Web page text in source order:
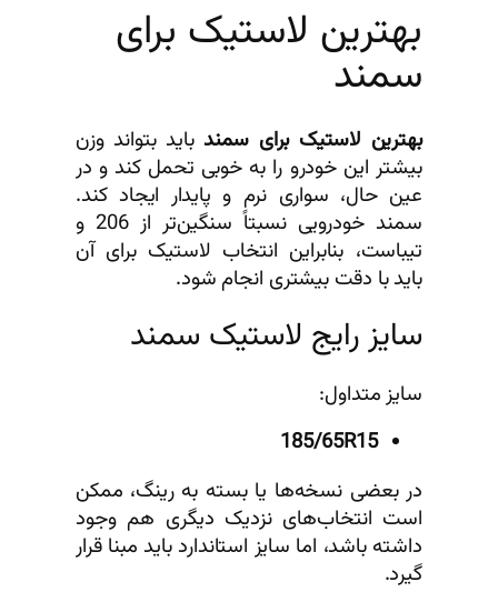
بهترین لاستیک برای
سمند
بهترین لاستیک برای سمند باید بتواند وزن
بیشتر این خودرو را به خوبی تحمل کند و در
عین حال، سواری نرم و پایدار ایجاد کند.
سمند خودرویی نسبتاً سنگین‌تر از 206 و
تیباست، بنابراین انتخاب لاستیک برای آن
باید با دقت بیشتری انجام شود.
سایز رایج لاستیک سمند
سایز متداول:
185/65R15
در بعضی نسخه‌ها یا بسته به رینگ، ممکن
است انتخاب‌های نزدیک دیگری هم وجود
داشته باشد، اما سایز استاندارد باید مبنا قرار
گیرد.